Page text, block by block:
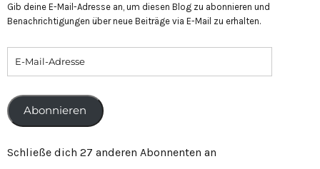
Gib deine E-Mail-Adresse an, um diesen Blog zu abonnieren und
Benachrichtigungen über neue Beiträge via E-Mail zu erhalten.
Abonnieren
Schließe dich 27 anderen Abonnenten an